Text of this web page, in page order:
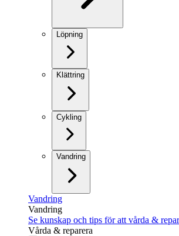
Löpning
Klättring
Cykling
Vandring
Vandring
Vandring
Se kunskap och tips för att vårda &
Vårda & reparera